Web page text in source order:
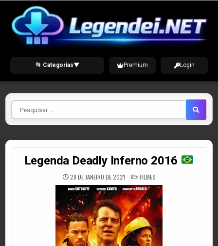
content
📂 Categorias▼ Premium Login
Pesquisar
por
Legenda Deadly Inferno 2016
28 DE JANEIRO DE 2021 POSTED
IN
FILMES